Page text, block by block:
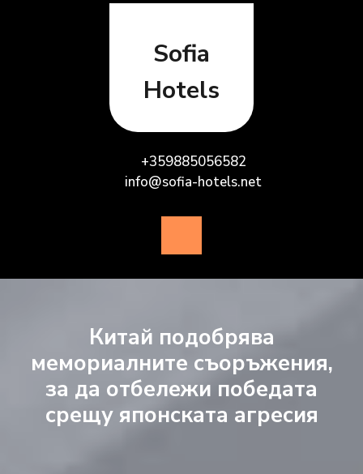
Sofia
Hotels
+359885056582
info@sofia-hotels.net
Button
Китай подобрява
мемориалните съоръжения,
за да отбележи победата
срещу японската агресия